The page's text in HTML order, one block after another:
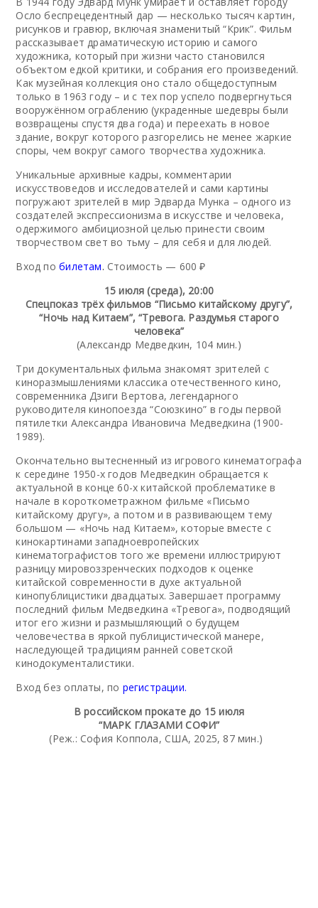
Осло беспрецедентный дар — несколько тысяч картин,
рисунков и гравюр, включая знаменитый “Крик”. Фильм
рассказывает драматическую историю и самого
художника, который при жизни часто становился
объектом едкой критики, и собрания его произведений.
Как музейная коллекция оно стало общедоступным
только в 1963 году – и с тех пор успело подвергнуться
вооружённом ограблению (украденные шедевры были
возвращены спустя два года) и переехать в новое
здание, вокруг которого разгорелись не менее жаркие
споры, чем вокруг самого творчества художника.
Уникальные архивные кадры, комментарии
искусствоведов и исследователей и сами картины
погружают зрителей в мир Эдварда Мунка – одного из
создателей экспрессионизма в искусстве и человека,
одержимого амбициозной целью принести своим
творчеством свет во тьму – для себя и для людей.
Вход побилетам. Стоимость — 600 ₽
15 июля (среда), 20:00
Спецпоказ трёх фильмов “Письмо китайскому другу”,
“Ночь над Китаем”, “Тревога. Раздумья старого
человека”
(Александр Медведкин, 104 мин.)
Три документальных фильма знакомят зрителей с
киноразмышлениями классика отечественного кино,
современника Дзиги Вертова, легендарного
руководителя кинопоезда “Союзкино” в годы первой
пятилетки Александра Ивановича Медведкина (1900-
1989).
Окончательно вытесненный из игрового кинематографа
к середине 1950-х годов Медведкин обращается к
актуальной в конце 60-х китайской проблематике в
начале в короткометражном фильме «Письмо
китайскому другу», а потом и в развивающем тему
большом — «Ночь над Китаем», которые вместе с
кинокартинами западноевропейских
кинематографистов того же времени иллюстрируют
разницу мировоззренческих подходов к оценке
китайской современности в духе актуальной
кинопублицистики двадцатых. Завершает программу
последний фильм Медведкина «Тревога», подводящий
итог его жизни и размышляющий о будущем
человечества в яркой публицистической манере,
наследующей традициям ранней советской
кинодокументалистики.
Вход без оплаты, по регистрации.
В российском прокате до 15 июля
“МАРК ГЛАЗАМИ СОФИ”
(Реж.: София Коппола, США, 2025, 87 мин.)